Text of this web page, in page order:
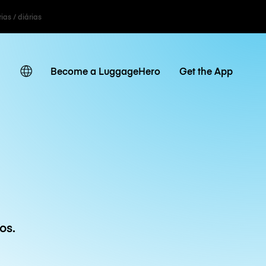
/ diárias
Become a LuggageHero Get the App